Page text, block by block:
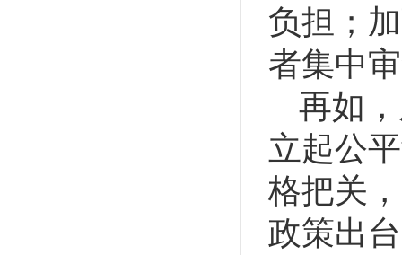
负担；
者集中
再如
立起公
格把关
政策出